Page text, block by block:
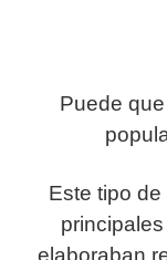
Puede
Este tipo de
elaboraban